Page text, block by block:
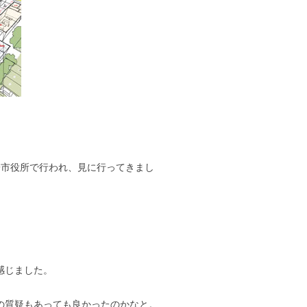
役所で行われ、見に行ってきまし
ました。
疑もあっても良かったのかなと。